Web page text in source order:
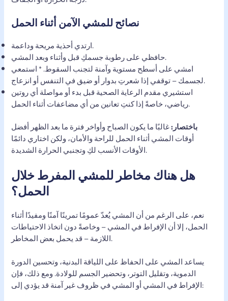
نصائح للمشي الآمن أثناء الحمل
ارتدي أحذية مريحة وداعمة.
حافظي على رطوبة جسمكِ قبل وأثناء وبعد المشي.
امشي على أسطح مستوية وآمنة لتجنب السقوط. * استمعي
لجسمك – توقفي إذا شعرتِ بدوار أو ضيق في التنفس أو انزعاج.
استشيري مقدم الرعاية الصحية قبل بدء أو مواصلة أي روتين
رياضي، خاصةً إذا كنتِ تعانين من أي مضاعفات أثناء الحمل.
باختصار:غالبًا ما يكون الصباح وأواخر فترة ما بعد الظهر أفضل
أوقات المشي أثناء الحمل للراحة والأمان، ولكن اختاري دائمًا
الأوقات الأنسب لكِ وتجنبي الحرارة الشديدة.
هل هناك مخاطر للمشي المفرط خلال
الحمل؟
نعم، على الرغم من أن المشي يُعدّ عمومًا تمرينًا آمنًا ومفيدًا أثناء
الحمل، إلا أن الإفراط في المشي – وخاصةً دون اتخاذ الاحتياطات
اللازمة – قد يحمل بعض المخاطر.
يساعد المشي على الحفاظ على اللياقة البدنية، وتحسين الدورة
الدموية، وتقليل التوتر، وتحضير الجسم للولادة. ومع ذلك، فإن
الإفراط في المشي أو المشي في ظروف غير آمنة قد يؤدي إلى: